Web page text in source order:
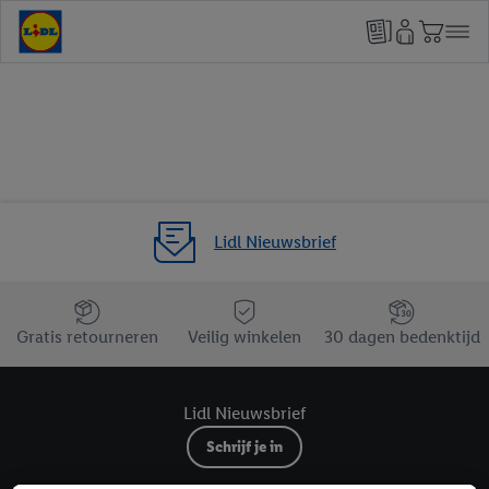
Lidl Nieuwsbrief
Jouw voordelen bij ons als Lidl webshop klant
Gratis retourneren
Veilig winkelen 30 dagen bedenktijd
Lidl Nieuwsbrief
Schrijf je in